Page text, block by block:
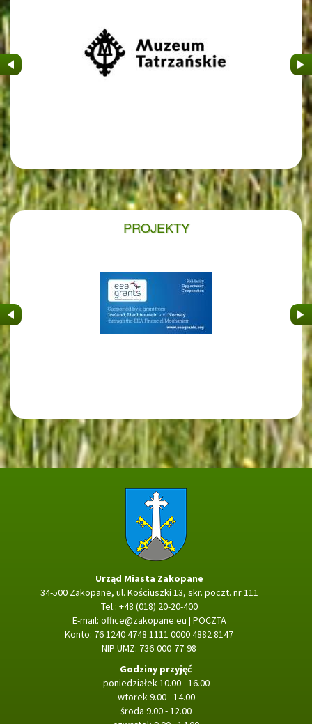
&nbsp
PROJEKTY
&nbsp
Strona główna
Urząd Miasta Zakopane
34-500 Zakopane, ul. Kościuszki 13, skr. poczt. nr 111
Tel.: +48 (018) 20-20-400
E-mail: office@zakopane.eu | POCZTA
Konto: 76 1240 4748 1111 0000 4882 8147
NIP UMZ: 736-000-77-98
Godziny przyjęć
poniedziałek 10.00 - 16.00
wtorek 9.00 - 14.00
środa 9.00 - 12.00